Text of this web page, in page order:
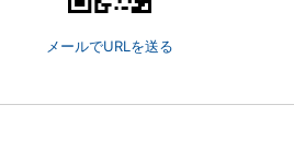
メールでURLを送る